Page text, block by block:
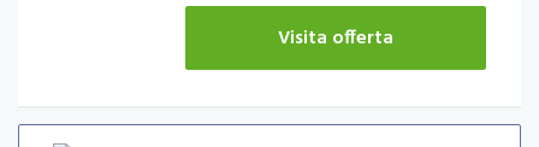
Visita offerta